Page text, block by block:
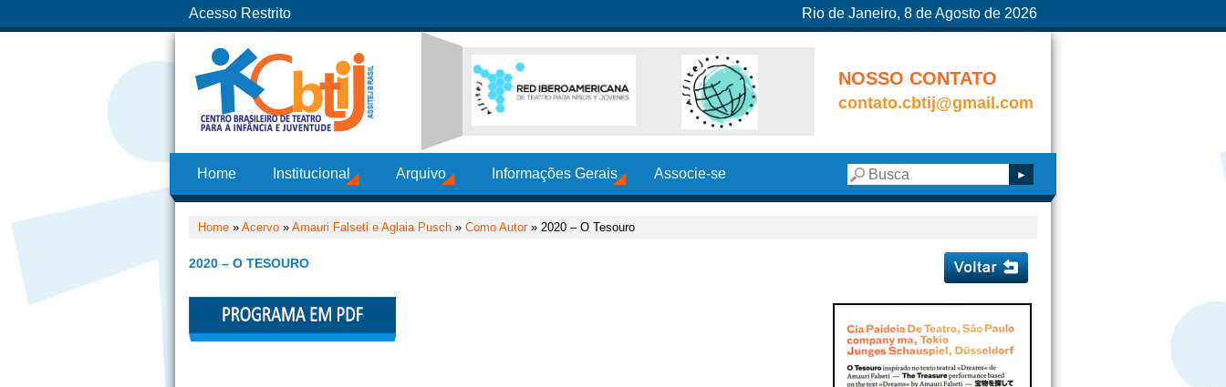
Acesso Restrito Rio de Janeiro, 8 de Agosto de 2026
NOSSO CONTATO
contato.cbtij@gmail.com
Home Institucional Arquivo Informações Gerais Associe-se
Home » Acervo » Amauri Falseti e Aglaia Pusch » Como Autor» 2020 – O Tesouro
2020 – O TESOURO